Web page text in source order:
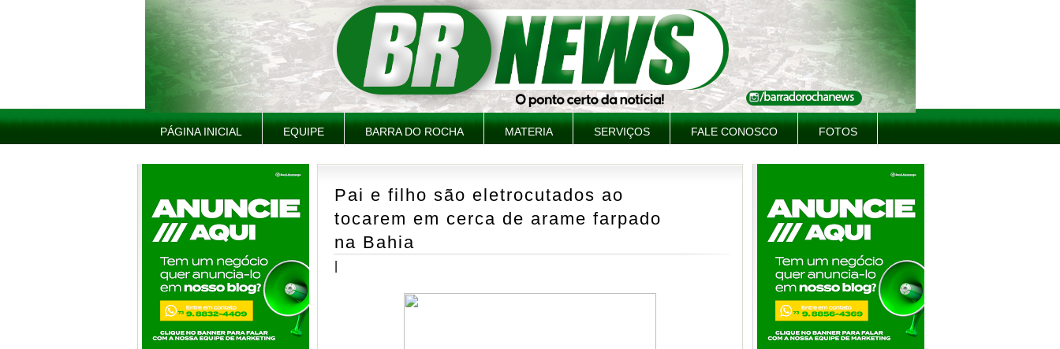
PÁGINA INICIAL EQUIPE BARRA DO ROCHA MATERIA SERVIÇOS FALE CONOSCO FOTOS
Pai e filho são eletrocutados ao
tocarem em cerca de arame farpado
na Bahia